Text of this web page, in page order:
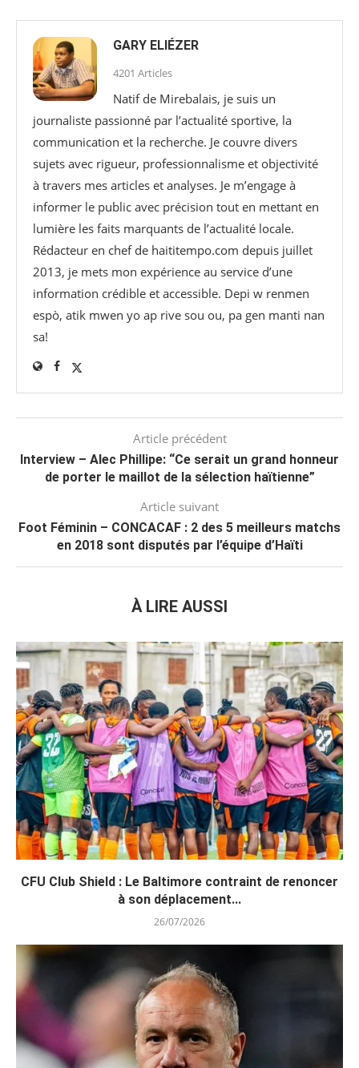
GARY ELIÉZER
4201 Articles
Natif de Mirebalais, je suis un
journaliste passionné par l’actualité sportive, la
communication et la recherche. Je couvre divers
sujets avec rigueur, professionnalisme et objectivité
à travers mes articles et analyses. Je m’engage à
informer le public avec précision tout en mettant en
lumière les faits marquants de l’actualité locale.
Rédacteur en chef de haititempo.com⁠ depuis juillet
2013, je mets mon expérience au service d’une
information crédible et accessible. Depi w renmen
espò, atik mwen yo ap rive sou ou, pa gen manti nan
sa!
Article précédent
Interview – Alec Phillipe: “Ce serait un grand honneur
de porter le maillot de la sélection haïtienne”
Article suivant
Foot Féminin – CONCACAF : 2 des 5 meilleurs matchs
en 2018 sont disputés par l’équipe d’Haïti
À LIRE AUSSI
CFU Club Shield : Le Baltimore contraint de renoncer
à son déplacement...
26/07/2026